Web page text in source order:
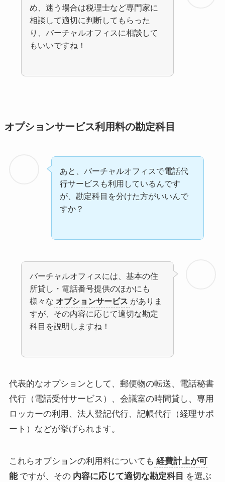
め、迷う場合は税理士など専門家に
相談して適切に判断してもらった
り、バーチャルオフィスに相談して
もいいですね！
オプションサービス利用料の勘定科目
あと、バーチャルオフィスで電話代
行サービスも利用しているんです
が、勘定科目を分けた方がいいんで
すか？
バーチャルオフィスには、基本の住
所貸し・電話番号提供のほかにも
様々な オプションサービス がありま
すが、その内容に応じて適切な勘定
科目を説明しますね！
代表的なオプションとして、郵便物の転送、電話秘書
代行（電話受付サービス）、会議室の時間貸し、専用
ロッカーの利用、法人登記代行、記帳代行（経理サポ
ート）などが挙げられます。
これらオプションの利用料についても 経費計上が可
能 ですが、その 内容に応じて適切な勘定科目 を選ぶ